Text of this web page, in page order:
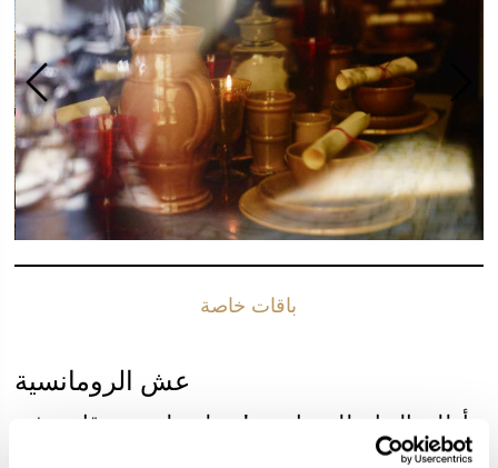
باقات خاصة
عش الرومانسية
أطلق العنان للرومانسية! رحلة على متن قارب في